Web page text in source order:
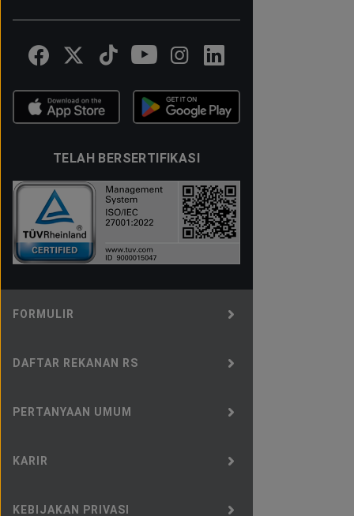
TELAH BERSERTIFIKASI
FORMULIR
DAFTAR REKANAN RS
PERTANYAAN UMUM
KARIR
KEBIJAKAN PRIVASI